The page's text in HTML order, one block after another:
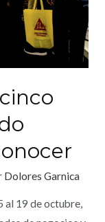
Dolores Garnica
19 de octubre,